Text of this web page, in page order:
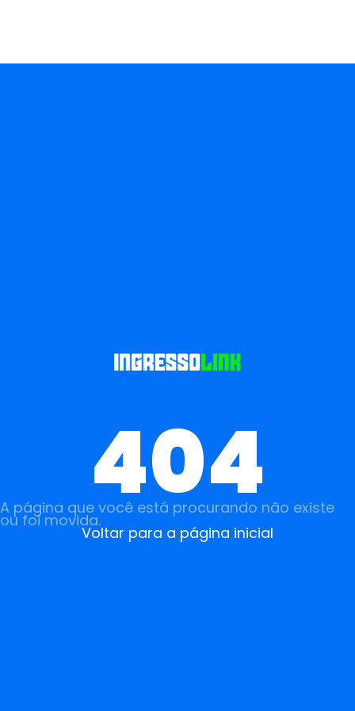
404
A página que você está procurando não existe
ou foi movida.
Voltar para a página inicial